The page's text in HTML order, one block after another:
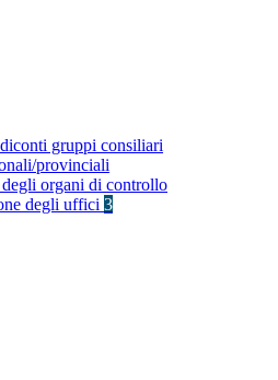
gruppi consiliari
provinciali
organi di controllo
degli uffici 3